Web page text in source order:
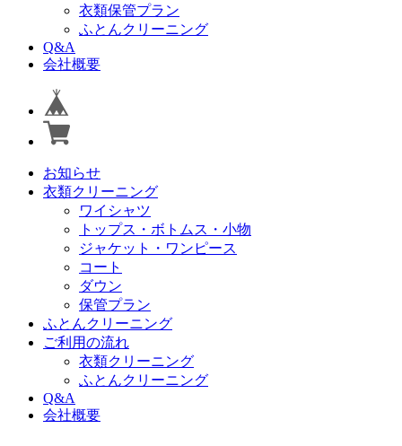
衣類保管プラン
ふとんクリーニング
Q&A
会社概要
お知らせ
衣類クリーニング
ワイシャツ
トップス・ボトムス・小物
ジャケット・ワンピース
コート
ダウン
保管プラン
ふとんクリーニング
ご利用の流れ
衣類クリーニング
ふとんクリーニング
Q&A
会社概要